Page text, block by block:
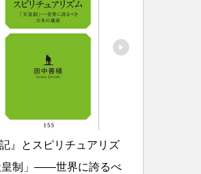
記』とスピリチュアリズ
皇制」――世界に誇るべ